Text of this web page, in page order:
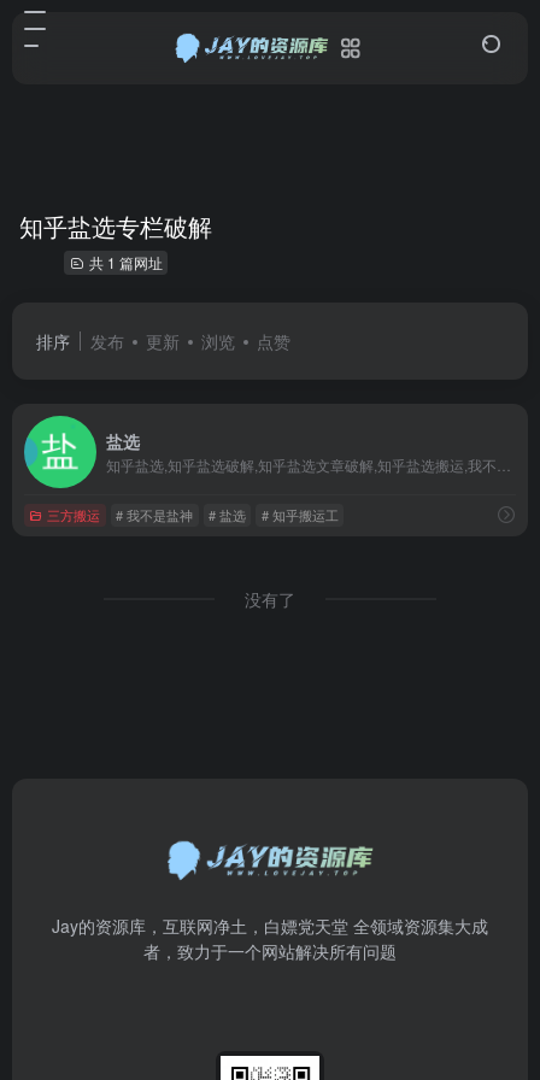
知乎盐选专栏破解
共 1 篇网址
排序 发布 更新 浏览 点赞
盐选
三方搬运 # 我不是盐神 # 盐选 # 知乎搬运工
没有了
Jay的资源库，互联网净土，白嫖党天堂 全领域资源集大成
者，致力于一个网站解决所有问题